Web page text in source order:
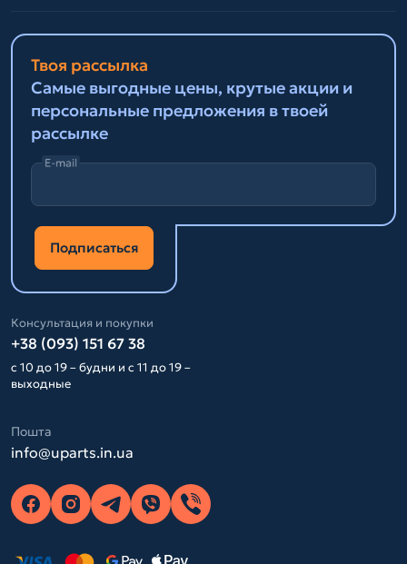
Твоя рассылка
Самые выгодные цены, крутые акции и
персональные предложения в твоей
рассылке
E-mail
Подписаться
Консультация и покупки
+38 (093) 151 67 38
с 10 до 19 – будни и с 11 до 19 –
выходные
Пошта
info@uparts.in.ua